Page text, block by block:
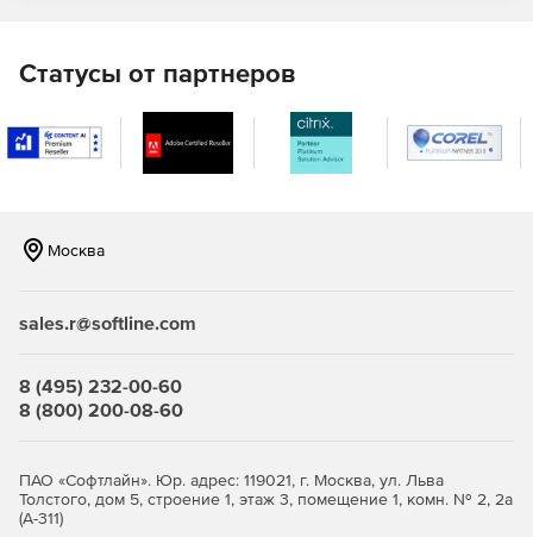
Минимальные настройки маршрутизации.
отказоустойчивого решения с балансировкой
Организация защищенного канала между ЦОД-ами.
Реализация миграции сетевой инфраструктуры.
Защита IP-телефонии и видеоконференцсвязи.
Статусы от партнеров
Москва
sales.r@softline.com
8 (495) 232-00-60
8 (800) 200-08-60
ПАО «Софтлайн». Юр. адрес: 119021, г. Москва, ул. Льва
Толстого, дом 5, строение 1, этаж 3, помещение 1, комн. № 2, 2а
(А-311)